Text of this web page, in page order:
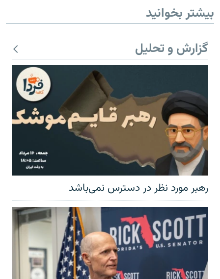
بیشتر بخوانید
گزارش و تحلیل
رهبر مورد نظر در دسترس نمی‌باشد